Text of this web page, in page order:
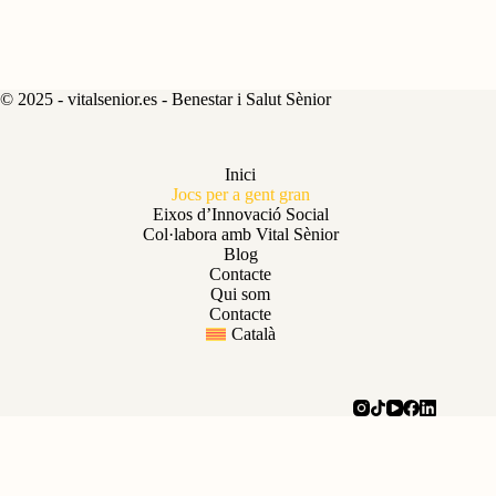
© 2025 - vitalsenior.es - Benestar i Salut Sènior
Inici
Jocs per a gent gran
Eixos d’Innovació Social
Col·labora amb Vital Sènior
Blog
Contacte
Qui som
Contacte
Català